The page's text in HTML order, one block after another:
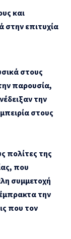
και
στην επιτυχία
στους
παρουσία,
την
στους
πολίτες της
που
συμμετοχή
την
που τον